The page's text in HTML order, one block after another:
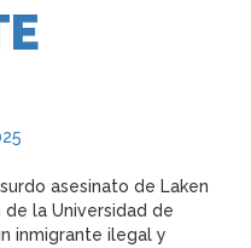
asesinato de Laken
de la Universidad de
inmigrante ilegal y